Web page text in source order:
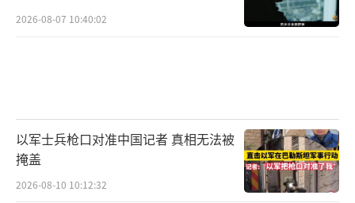
2026-08-07 10:40:02
以军士兵枪口对准中国记者 真相无法被
掩盖
2026-08-10 10:12:32